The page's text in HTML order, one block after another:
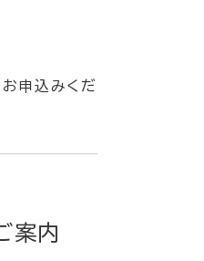
お申込みくだ
案内